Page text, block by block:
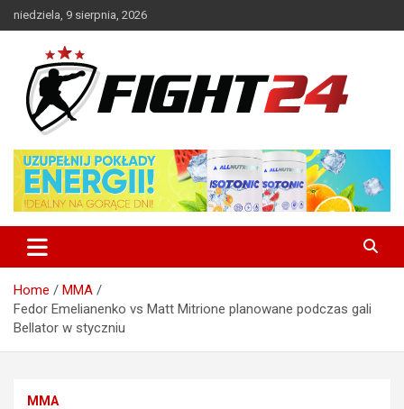
Skip
to
niedziela, 9 sierpnia, 2026
FIGHT24.PL – MMA i K-1, UFC
Home
MMA
Fedor Emelianenko vs Matt Mitrione planowane podczas gali
Bellator w styczniu
MMA